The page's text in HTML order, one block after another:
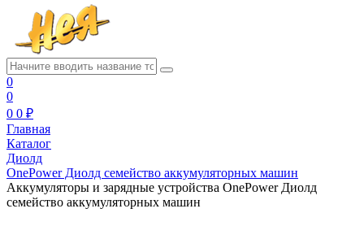
0
0
0 0 ₽
Главная
Каталог
Диолд
OnePower Диолд семейство аккумуляторных машин
Аккумуляторы и зарядные устройства OnePower Диолд
семейство аккумуляторных машин